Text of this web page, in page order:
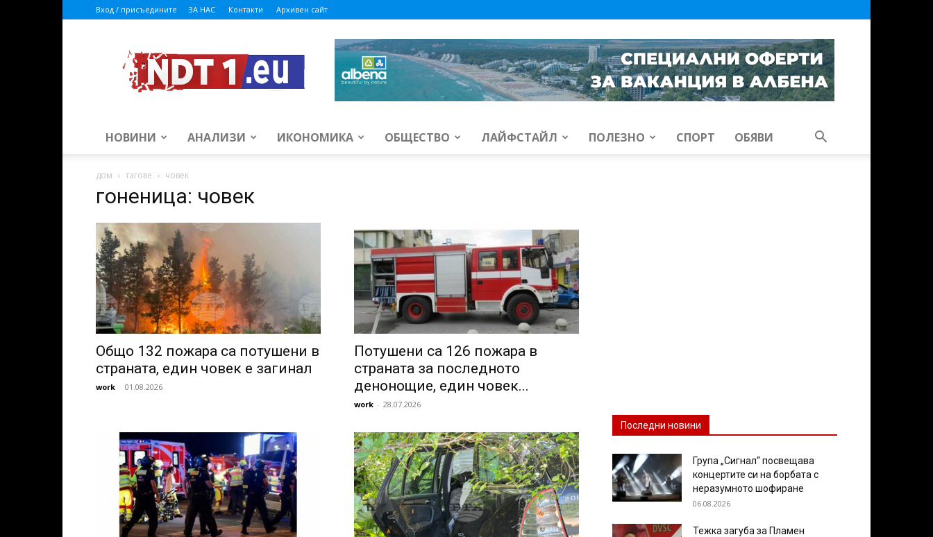
Вход / присъедините ЗА НАС Контакти Архивен сайт
НОВИНИ АНАЛИЗИ ИКОНОМИКА ОБЩЕСТВО ЛАЙФСТАЙЛ ПОЛЕЗНО СПОРТ ОБЯВИ
дом тагове човек
гоненица: човек
Общо 132 пожара са потушени в
страната, един човек е загинал
work - 01.08.2026
Потушени са 126 пожара в
страната за последното
денонощие, един човек...
work - 28.07.2026
Последни новини
Група „Сигнал“ посвещава
концертите си на борбата с
неразумното шофиране
06.08.2026
Тежка загуба за Пламен